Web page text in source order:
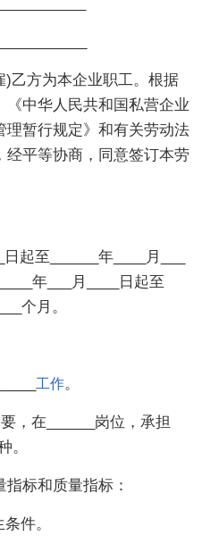
)乙方为本企业职工。根据
《中华人民共和国私营企业
理暂行规定》和有关劳动法
经平等协商，同意签订本劳
起至______年____月___
年___月____日起至
个月。
工作。
，在______岗位，承担
。
标和质量指标：
件。